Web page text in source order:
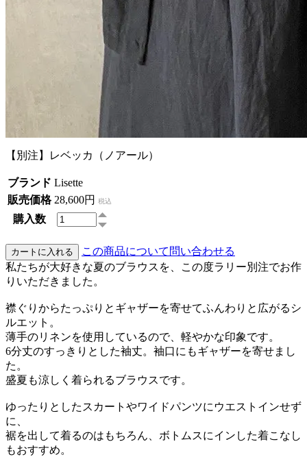
【別注】レベッカ（ノアール）
ブランド Lisette
販売価格 28,600円 税込
購入数
この商品について問い合わせる
私たちが大好きな夏のブラウスを、この度ラリー別注でお作
りいただきました。
襟ぐりからたっぷりとギャザーを寄せてふんわりと広がるシ
ルエット。
薄手のリネンを使用しているので、軽やかな印象です。
6分丈のすっきりとした袖丈。袖口にもギャザーを寄せまし
た。
盛夏も涼しく着られるブラウスです。
ゆったりとしたスカートやワイドパンツにウエストインせず
に、
裾を出して着るのはもちろん、ボトムスにインした着こなし
もおすすめ。